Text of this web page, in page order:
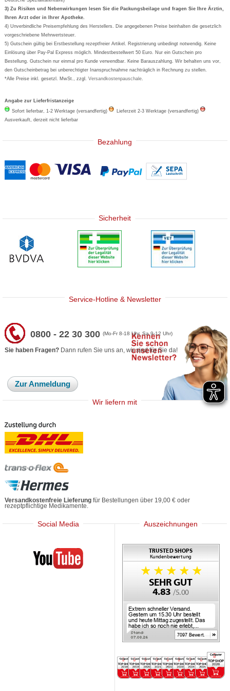
Formoline
Wick
Eucerin
Basica
3) Zu Risiken und Nebenwirkungen lesen Sie die Packungsbeilage und fragen Sie Ihre Ärztin,
Ihren Arzt oder in Ihrer Apotheke.
4) Unverbindliche Preisempfehlung des Herstellers. Die angegebenen Preise beinhalten die gesetzlich
vorgeschriebene Mehrwertsteuer.
5) Gutschein gültig bei Erstbestellung rezeptfreier Artikel. Registrierung unbedingt notwendig. Keine
Einlösung über Pay-Pal Express möglich. Mindestbestellwert 50 Euro. Nur ein Gutschein pro
Bestellung. Gutschein nur einmal pro Kunde verwendbar. Keine Barauszahlung. Wir behalten uns vor,
den Gutscheinbetrag bei unberechtigter Inanspruchnahme nachträglich in Rechnung zu stellen.
*Alle Preise inkl. gesetzl. MwSt., zzgl.Versandkostenpauschale
Angabe zur Lieferfristanzeige
Sofort lieferbar, 1-2 Werktage (versandfertig)
Lieferzeit 2-3 Werktage (versandfertig)
Ausverkauft, derzeit nicht lieferbar
Bezahlung
Sicherheit
Service-Hotline & Newsletter
0800 - 22 30 300(Mo-Fr 8-18 Uhr, Sa 9-12 Uhr)
Sie haben Fragen? Dann rufen Sie uns an, wir sind für Sie da!
Zur Anmeldung
Wir liefern mit
Versandkostenfreie Lieferung für Bestellungen über 19,00 € oder
rezeptpflichtige Medikamente.
Social Media
Mediherz
Auszeichnungen